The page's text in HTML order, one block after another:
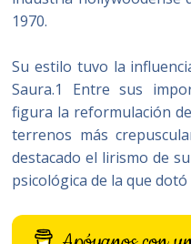
1970.
Su estilo tuvo la
Saura.1​ Entre sus
figura la reformulación
terrenos más
destacado el lirismo de
psicológica de la que